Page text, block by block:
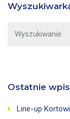
Ostatnie
Line-up